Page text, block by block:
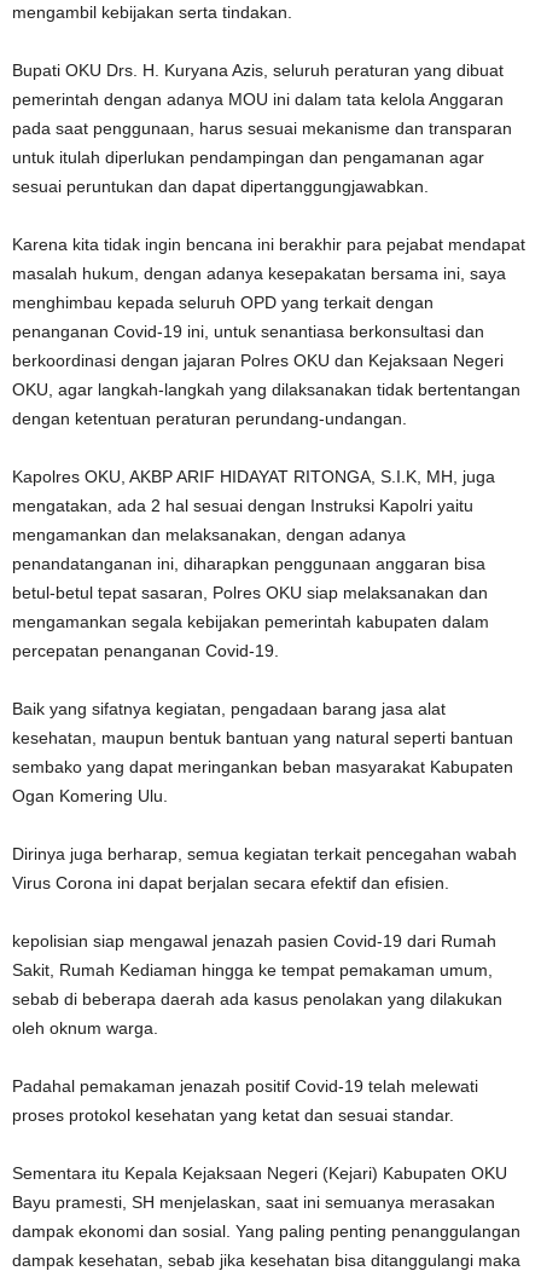
mengambil kebijakan serta tindakan.
Bupati OKU Drs. H. Kuryana Azis, seluruh peraturan yang dibuat
pemerintah dengan adanya MOU ini dalam tata kelola Anggaran
pada saat penggunaan, harus sesuai mekanisme dan transparan
untuk itulah diperlukan pendampingan dan pengamanan agar
sesuai peruntukan dan dapat dipertanggungjawabkan.
Karena kita tidak ingin bencana ini berakhir para pejabat mendapat
masalah hukum, dengan adanya kesepakatan bersama ini, saya
menghimbau kepada seluruh OPD yang terkait dengan
penanganan Covid-19 ini, untuk senantiasa berkonsultasi dan
berkoordinasi dengan jajaran Polres OKU dan Kejaksaan Negeri
OKU, agar langkah-langkah yang dilaksanakan tidak bertentangan
dengan ketentuan peraturan perundang-undangan.
Kapolres OKU, AKBP ARIF HIDAYAT RITONGA, S.I.K, MH, juga
mengatakan, ada 2 hal sesuai dengan Instruksi Kapolri yaitu
mengamankan dan melaksanakan, dengan adanya
penandatanganan ini, diharapkan penggunaan anggaran bisa
betul-betul tepat sasaran, Polres OKU siap melaksanakan dan
mengamankan segala kebijakan pemerintah kabupaten dalam
percepatan penanganan Covid-19.
Baik yang sifatnya kegiatan, pengadaan barang jasa alat
kesehatan, maupun bentuk bantuan yang natural seperti bantuan
sembako yang dapat meringankan beban masyarakat Kabupaten
Ogan Komering Ulu.
Dirinya juga berharap, semua kegiatan terkait pencegahan wabah
Virus Corona ini dapat berjalan secara efektif dan efisien.
kepolisian siap mengawal jenazah pasien Covid-19 dari Rumah
Sakit, Rumah Kediaman hingga ke tempat pemakaman umum,
sebab di beberapa daerah ada kasus penolakan yang dilakukan
oleh oknum warga.
Padahal pemakaman jenazah positif Covid-19 telah melewati
proses protokol kesehatan yang ketat dan sesuai standar.
Sementara itu Kepala Kejaksaan Negeri (Kejari) Kabupaten OKU
Bayu pramesti, SH menjelaskan, saat ini semuanya merasakan
dampak ekonomi dan sosial. Yang paling penting penanggulangan
dampak kesehatan, sebab jika kesehatan bisa ditanggulangi maka